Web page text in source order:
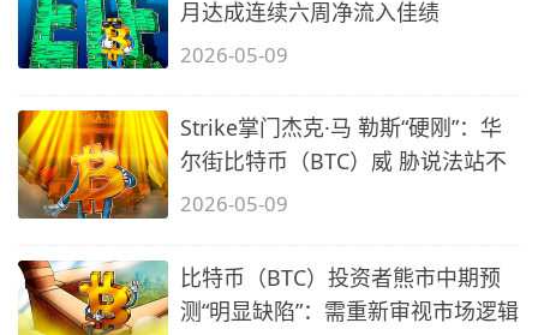
月达成连续六周净流入佳绩
2026-05-09
Strike掌门杰克·马 勒斯“硬刚”：华
尔街比特币（BTC）威 胁说法站不
2026-05-09
比特币（BTC）投资者熊市中期预
测“明显缺陷”：需重新审视市场逻辑